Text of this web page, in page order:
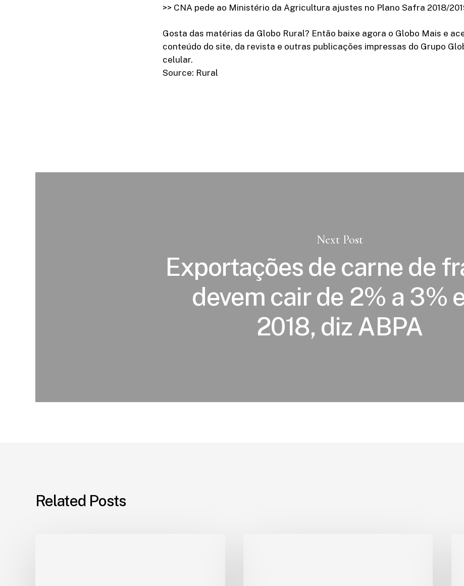
>> CNA pede ao Ministério da Agricultura ajustes no Plano Safra 2018/
Gosta das matérias da Globo Rural? Então baixe agora o Globo Mais e
conteúdo do site, da revista e outras publicações impressas do Grupo
celular.
Source: Rural
Next Post
Exportações de carne de
devem cair de 2% a 3%
2018, diz ABPA
Related Posts